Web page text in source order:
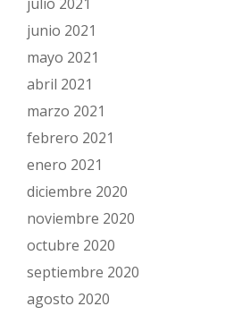
junio 2021
mayo 2021
abril 2021
marzo 2021
febrero 2021
enero 2021
diciembre 2020
noviembre 2020
octubre 2020
septiembre 2020
agosto 2020